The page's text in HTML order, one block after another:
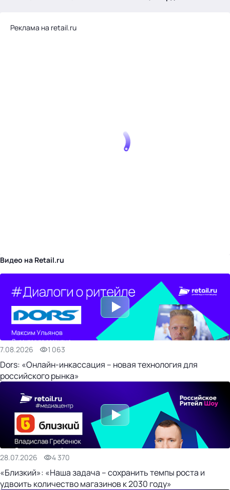
Реклама на retail.ru
Видео на Retail.ru
7.08.2026 1 063
Dors: «Онлайн-инкассация – новая технология для
российского рынка»
28.07.2026 4 370
«Близкий»: «Наша задача – сохранить темпы роста и
удвоить количество магазинов к 2030 году»